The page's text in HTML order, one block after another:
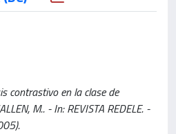
contrastivo en la clase de
M.. - In: REVISTA REDELE. -